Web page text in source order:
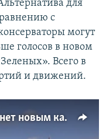
для
с
могут
голосов в новом
Всего в
и движений.
Выборы в Германии: кто станет новым канцлером? (видео)